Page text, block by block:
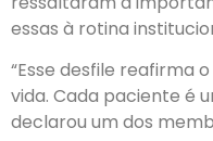
essas à rotina
“Esse desfile reafirma
vida. Cada paciente é
declarou um dos